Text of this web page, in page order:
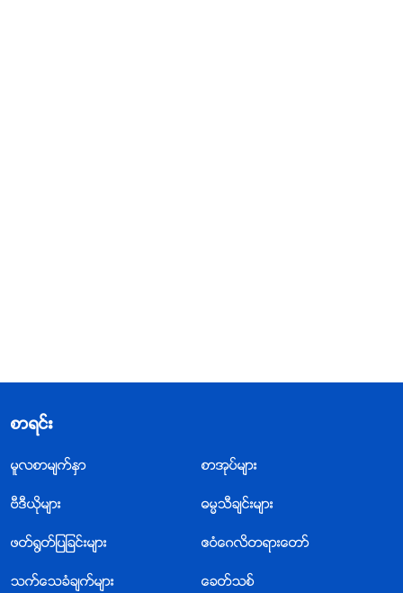
စာရင္း
မူလစာမ်က္ႏွာ စာအုပ္မ်ား
ဗီဒီယိုမ်ား ဓမၼသီခ်င္းမ်ား
ဖတ္႐ြတ္ျပျခင္းမ်ား ဧဝံေဂလိတရားေတာ္
သက္ေသခံခ်က္မ်ား ေခတ္သစ္